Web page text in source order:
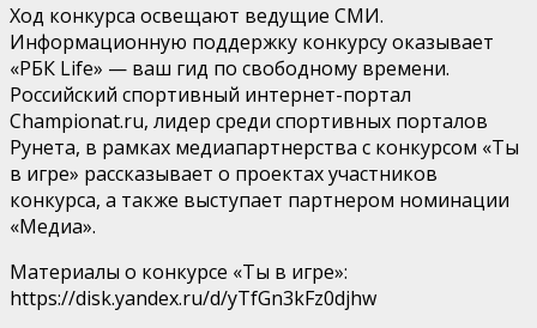
Ход конкурса освещают ведущие СМИ.
Информационную поддержку конкурсу оказывает
«РБК Life» — ваш гид по свободному времени.
Российский спортивный интернет-портал
Championat.ru, лидер среди спортивных порталов
Рунета, в рамках медиапартнерства с конкурсом «Ты
в игре» рассказывает о проектах участников
конкурса, а также выступает партнером номинации
«Медиа».
Материалы о конкурсе «Ты в игре»:
https://disk.yandex.ru/d/yTfGn3kFz0djhw